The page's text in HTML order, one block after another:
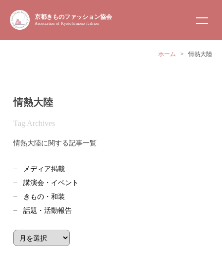
京都きものファッション協会
Association of Kyoto kimono fashion
ホーム > 情熱大陸
情熱大陸
Tag Archives
情熱大陸に関する記事一覧
メディア掲載
講演会・イベント
きもの・和装
話題・活動報告